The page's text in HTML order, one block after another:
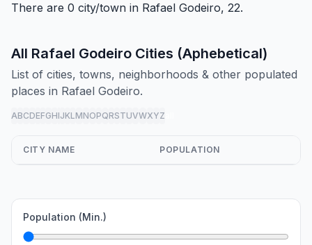
There are 0 city/town in Rafael Godeiro, 22.
All Rafael Godeiro Cities (Aphebetical)
List of cities, towns, neighborhoods & other populated
places in Rafael Godeiro.
ABCDEFGHIJKLMNOPQRSTUVWXYZ
CITY NAME POPULATION
Population (Min.)